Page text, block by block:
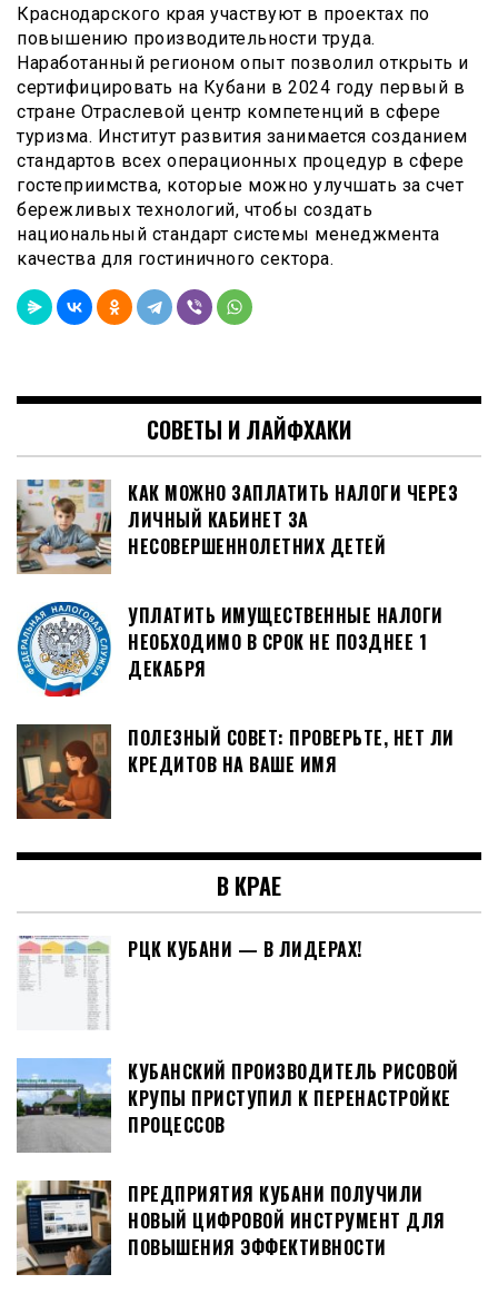
Краснодарского края участвуют в проектах по
повышению производительности труда.
Наработанный регионом опыт позволил открыть и
сертифицировать на Кубани в 2024 году первый в
стране Отраслевой центр компетенций в сфере
туризма. Институт развития занимается созданием
стандартов всех операционных процедур в сфере
гостеприимства, которые можно улучшать за счет
бережливых технологий, чтобы создать
национальный стандарт системы менеджмента
качества для гостиничного сектора.
СОВЕТЫ И ЛАЙФХАКИ
КАК МОЖНО ЗАПЛАТИТЬ НАЛОГИ ЧЕРЕЗ
ЛИЧНЫЙ КАБИНЕТ ЗА
НЕСОВЕРШЕННОЛЕТНИХ ДЕТЕЙ
УПЛАТИТЬ ИМУЩЕСТВЕННЫЕ НАЛОГИ
НЕОБХОДИМО В СРОК НЕ ПОЗДНЕЕ 1
ДЕКАБРЯ
ПОЛЕЗНЫЙ СОВЕТ: ПРОВЕРЬТЕ, НЕТ ЛИ
КРЕДИТОВ НА ВАШЕ ИМЯ
В КРАЕ
РЦК КУБАНИ — В ЛИДЕРАХ!
КУБАНСКИЙ ПРОИЗВОДИТЕЛЬ РИСОВОЙ
КРУПЫ ПРИСТУПИЛ К ПЕРЕНАСТРОЙКЕ
ПРОЦЕССОВ
ПРЕДПРИЯТИЯ КУБАНИ ПОЛУЧИЛИ
НОВЫЙ ЦИФРОВОЙ ИНСТРУМЕНТ ДЛЯ
ПОВЫШЕНИЯ ЭФФЕКТИВНОСТИ